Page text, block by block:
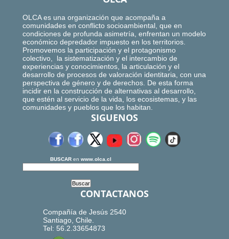
OLCA es una organización que acompaña a
comunidades en conflicto socioambiental, que en
condiciones de profunda asimetría, enfrentan un modelo
económico depredador impuesto en los territorios.
Promovemos la participación y el protagonismo
colectivo, la sistematización y el intercambio de
experiencias y conocimientos, la articulación y el
desarrollo de procesos de valoración identitaria, con una
perspectiva de género y de derechos. De esta forma
incidir en la construcción de alternativas al desarrollo,
que estén al servicio de la vida, los ecosistemas, y las
comunidades y pueblos que los habitan.
SIGUENOS
BUSCAR en www.olca.cl
CONTACTANOS
Compañía de Jesús 2540
Santiago, Chile.
Tel: 56.2.33654873